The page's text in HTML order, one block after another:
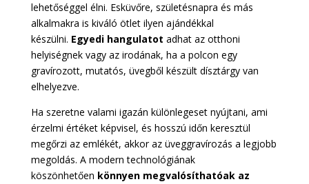
lehetőséggel élni. Esküvőre, születésnapra és más
alkalmakra is kiváló ötlet ilyen ajándékkal
készülni. Egyedi hangulatot adhat az otthoni
helyiségnek vagy az irodának, ha a polcon egy
gravírozott, mutatós, üvegből készült dísztárgy van
elhelyezve.
Ha szeretne valami igazán különlegeset nyújtani, ami
érzelmi értéket képvisel, és hosszú időn keresztül
megőrzi az emlékét, akkor az üveggravírozás a legjobb
megoldás. A modern technológiának
köszönhetően könnyen megvalósíthatóak az